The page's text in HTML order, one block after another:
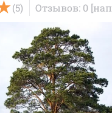
(5) Отзывов: 0